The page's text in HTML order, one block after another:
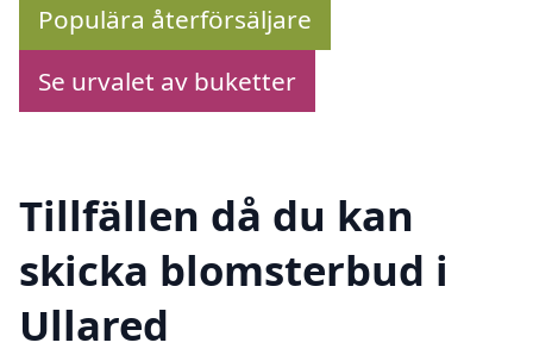
Populära återförsäljare
Se urvalet av buketter
Tillfällen då du kan
skicka blomsterbud i
Ullared